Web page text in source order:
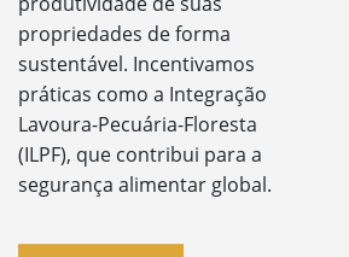
propriedades de forma
sustentável. Incentivamos
práticas como a Integração
Lavoura-Pecuária-Floresta
(ILPF), que contribui para a
segurança alimentar global.